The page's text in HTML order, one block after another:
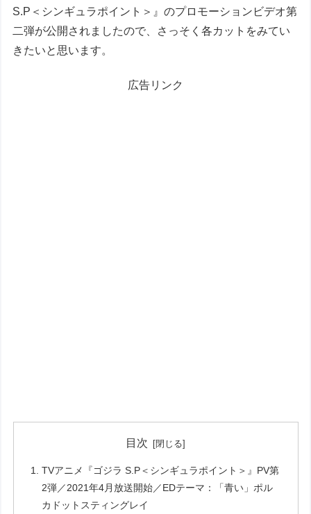
S.P＜シンギュラポイント＞』のプロモーションビデオ第
二弾が公開されましたので、さっそく各カットをみてい
きたいと思います。
広告リンク
目次
TVアニメ『ゴジラ S.P＜シンギュラポイント＞』PV第
2弾／2021年4月放送開始／EDテーマ：「青い」ポル
カドットスティングレイ